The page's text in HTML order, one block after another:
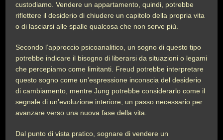
custodiamo. Vendere un appartamento, quindi, potrebbe
riflettere il desiderio di chiudere un capitolo della propria vita
o di lasciarsi alle spalle qualcosa che non serve più.
Secondo l’approccio psicoanalitico, un sogno di questo tipo
potrebbe indicare il bisogno di liberarsi da situazioni o legami
che percepiamo come limitanti. Freud potrebbe interpretare
questo sogno come un’espressione inconscia del desiderio
di cambiamento, mentre Jung potrebbe considerarlo come il
segnale di un’evoluzione interiore, un passo necessario per
avanzare verso una nuova fase della vita.
Dal punto di vista pratico, sognare di vendere un